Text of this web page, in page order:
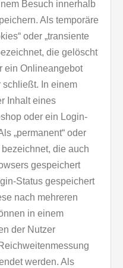
Besuch innerhalb
Als temporäre
oder „transiente
die gelöscht
ein Onlineangebot
In einem
Inhalt eines
oder ein Login-
„permanent“ oder
die auch
gespeichert
Status gespeichert
nach mehreren
in einem
der Nutzer
werden. Als